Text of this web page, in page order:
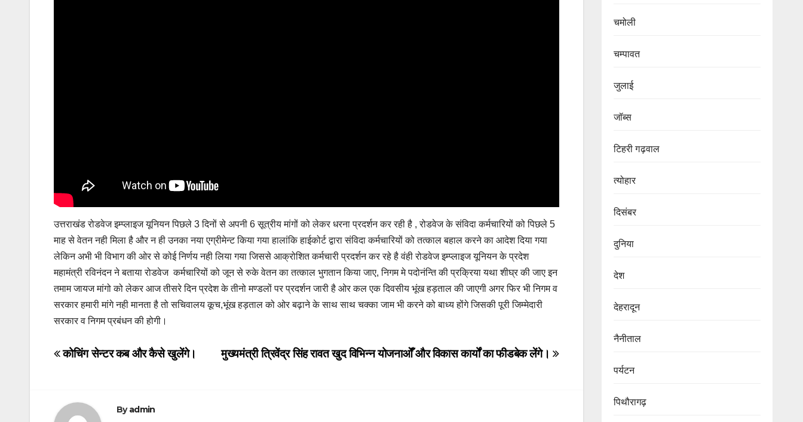
उत्तराखंड रोडवेज इम्प्लाइज यूनियन पिछले 3 दिनों से अपनी 6 सूत्रीय मांगों को लेकर धरना प्रदर्शन कर रही है , रोडवेज के संविदा कर्मचारियों को पिछले 5
माह से वेतन नही मिला है और न ही उनका नया एग्रीमेन्ट किया गया हालांकि हाईकोर्ट द्वारा संविदा कर्मचारियों को तत्काल बहाल करने का आदेश दिया गया
लेकिन अभी भी विभाग की ओर से कोई निर्णय नही लिया गया जिससे आक्रोशित कर्मचारी प्रदर्शन कर रहे है वंही रोडवेज इम्प्लाइज यूनियन के प्रदेश
महामंत्री रविनंदन ने बताया रोडवेज कर्मचारियों को जून से रुके वेतन का तत्काल भुगतान किया जाए, निगम मे पदोनंन्ति की प्रक्रिया यथा शीघ्र की जाए इन
तमाम जायज मांगो को लेकर आज तीसरे दिन प्रदेश के तीनो मण्डलों पर प्रदर्शन जारी है ओर कल एक दिवसीय भूंख हड़ताल की जाएगी अगर फिर भी निगम व
सरकार हमारी मांगे नही मानता है तो सचिवालय कूच,भूंख हड़ताल को ओर बढ़ाने के साथ साथ चक्का जाम भी करने को बाध्य होंगे जिसकी पूरी जिम्मेदारी
सरकार व निगम प्रबंधन की होगी।
Post
मुख्यमंत्री त्रिवेंद्र सिंह रावत खुद विभिन्न योजनाओँ और विकास कार्यों का फीडबेक लेंगे।
कोचिंग सेन्टर कब और कैसे खुलेंगे।
Byadmin
चमोली
चम्पावत
जुलाई
जॉब्स
टिहरी गढ़वाल
त्योहार
दिसंबर
दुनिया
देश
देहरादून
नैनीताल
पर्यटन
पिथौरागढ़